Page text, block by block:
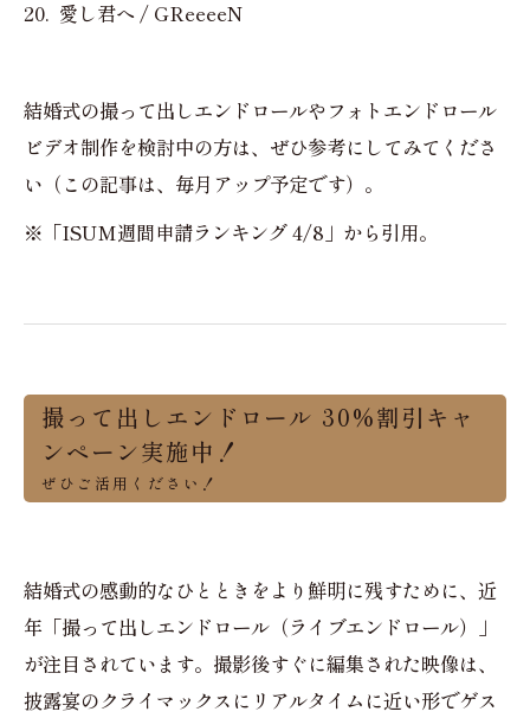
20. 愛し君へ / GReeeeN
結婚式の撮って出しエンドロールやフォトエンドロール
ビデオ制作を検討中の方は、ぜひ参考にしてみてくださ
い（この記事は、毎月アップ予定です）。
※「ISUM週間申請ランキング 4/8」から引用。
撮って出しエンドロール 30%割引キャ
ンペーン実施中！
ぜひご活用ください！
結婚式の感動的なひとときをより鮮明に残すために、近
年「撮って出しエンドロール（ライブエンドロール）」
が注目されています。撮影後すぐに編集された映像は、
披露宴のクライマックスにリアルタイムに近い形でゲス